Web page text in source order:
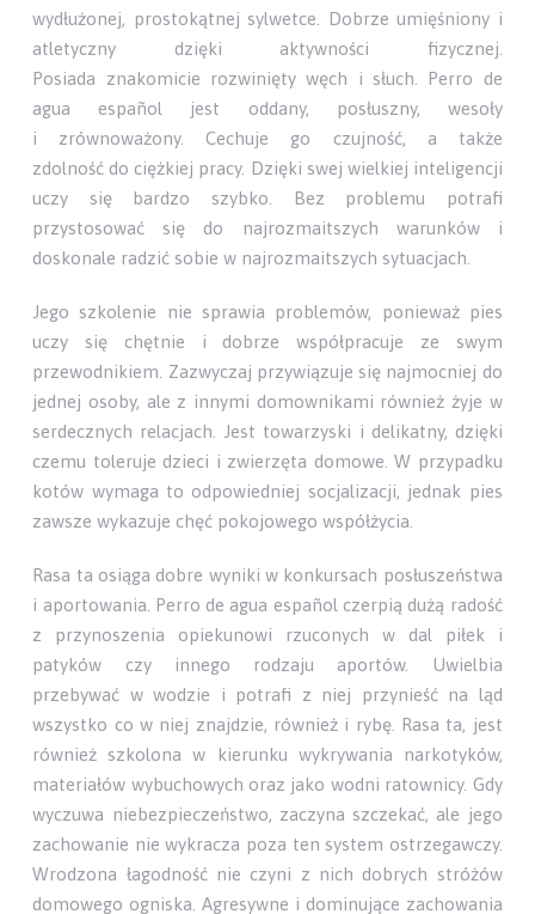
wydłużonej, prostokątnej sylwetce. Dobrze umięśniony i
atletyczny dzięki aktywności fizycznej.
Posiada znakomicie rozwinięty węch i słuch. Perro de
agua español jest oddany, posłuszny, wesoły
i zrównoważony. Cechuje go czujność, a także
zdolność do ciężkiej pracy. Dzięki swej wielkiej inteligencji
uczy się bardzo szybko. Bez problemu potrafi
przystosować się do najrozmaitszych warunków i
doskonale radzić sobie w najrozmaitszych sytuacjach.
Jego szkolenie nie sprawia problemów, ponieważ pies
uczy się chętnie i dobrze współpracuje ze swym
przewodnikiem. Zazwyczaj przywiązuje się najmocniej do
jednej osoby, ale z innymi domownikami również żyje w
serdecznych relacjach. Jest towarzyski i delikatny, dzięki
czemu toleruje dzieci i zwierzęta domowe. W przypadku
kotów wymaga to odpowiedniej socjalizacji, jednak pies
zawsze wykazuje chęć pokojowego współżycia.
Rasa ta osiąga dobre wyniki w konkursach posłuszeństwa
i aportowania. Perro de agua español czerpią dużą radość
z przynoszenia opiekunowi rzuconych w dal piłek i
patyków czy innego rodzaju aportów. Uwielbia
przebywać w wodzie i potrafi z niej przynieść na ląd
wszystko co w niej znajdzie, również i rybę. Rasa ta, jest
również szkolona w kierunku wykrywania narkotyków,
materiałów wybuchowych oraz jako wodni ratownicy. Gdy
wyczuwa niebezpieczeństwo, zaczyna szczekać, ale jego
zachowanie nie wykracza poza ten system ostrzegawczy.
Wrodzona łagodność nie czyni z nich dobrych stróżów
domowego ogniska. Agresywne i dominujące zachowania